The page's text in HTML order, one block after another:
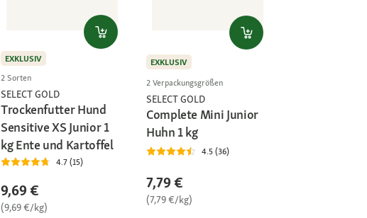
EXKLUSIV
2 Sorten
SELECT GOLD
Trockenfutter Hund
Sensitive XS Junior 1
kg Ente und Kartoffel
4.7 (15)
9,69 €
(9,69 €/kg)
EXKLUSIV
2 Verpackungsgrößen
SELECT GOLD
Complete Mini Junior
Huhn 1 kg
4.5 (36)
7,79 €
(7,79 €/kg)